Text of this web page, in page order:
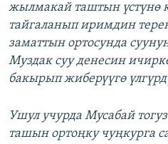
жылмакай таштын үстүнө
тайгаланып иримдин
заматтын ортосунда
Муздак суу денесин
бакырып жиберүүгө
Ушул учурда Мусабай
ташын ортоңку чуңкурга